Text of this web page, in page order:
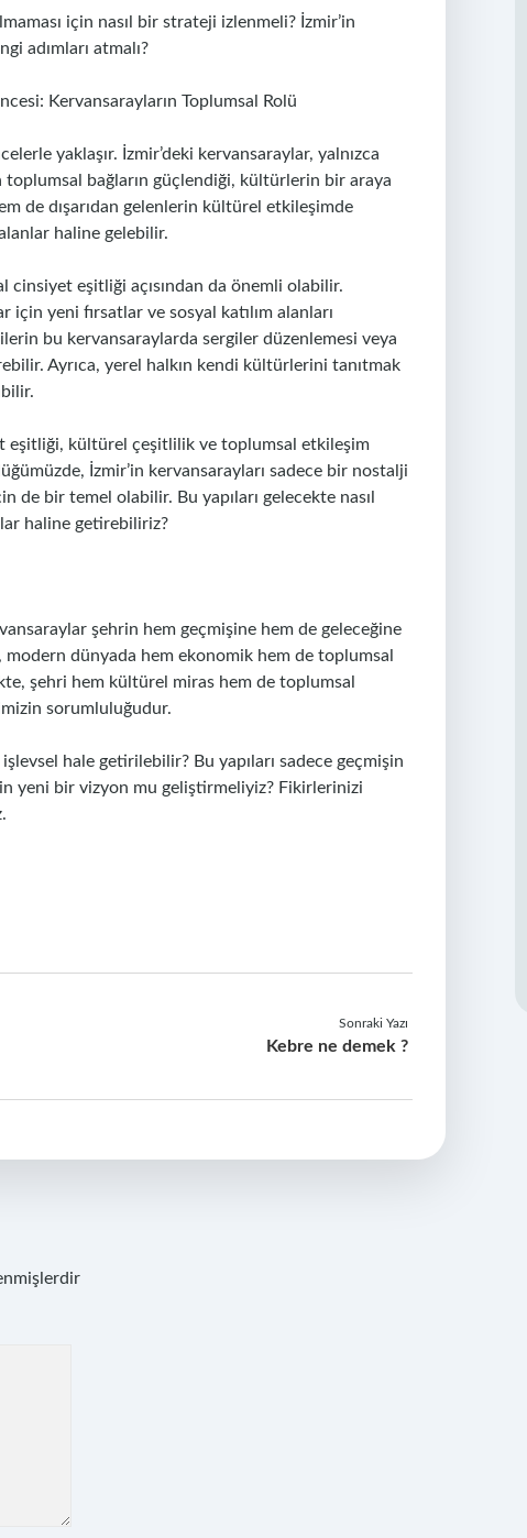
için nasıl bir strateji izlenmeli? İzmir’in
adımları atmalı?
Kervansarayların Toplumsal Rolü
yaklaşır. İzmir’deki kervansaraylar, yalnızca
toplumsal bağların güçlendiği, kültürlerin bir araya
de dışarıdan gelenlerin kültürel etkileşimde
haline gelebilir.
cinsiyet eşitliği açısından da önemli olabilir.
için yeni fırsatlar ve sosyal katılım alanları
bu kervansaraylarda sergiler düzenlemesi veya
Ayrıca, yerel halkın kendi kültürlerini tanıtmak
eşitliği, kültürel çeşitlilik ve toplumsal etkileşim
İzmir’in kervansarayları sadece bir nostalji
de bir temel olabilir. Bu yapıları gelecekte nasıl
haline getirebiliriz?
şehrin hem geçmişine hem de geleceğine
modern dünyada hem ekonomik hem de toplumsal
şehri hem kültürel miras hem de toplumsal
sorumluluğudur.
hale getirilebilir? Bu yapıları sadece geçmişin
yeni bir vizyon mu geliştirmeliyiz? Fikirlerinizi
Sonraki Yazı
Kebre ne demek ?